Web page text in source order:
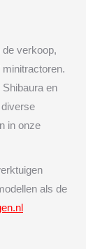
verkoop,
en
in onze
als de